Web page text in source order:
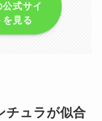
公式サイ
を見る
チュラが似合